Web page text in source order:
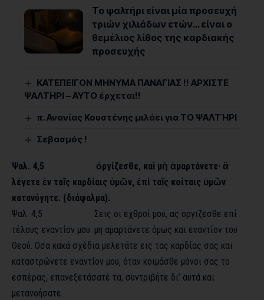
Το ψαλτήρι είναι μία προσευχή
τριών χιλιάδων ετών… είναι ο
θεμέλιος λίθος της καρδιακής
προσευχής
ΚΑΤΕΠΕΙΓΟΝ ΜΗΝΥΜΑ ΠΑΝΑΓΙΑΣ !! ΑΡΧΙΣΤΕ
ΨΑΛΤΗΡΙ – ΑΥΤΟ έρχεται!!
π. Ανανίας Κουστένης μιλάει για ΤΟ ΨΑΛΤΉΡΙ
Σεβασμός !
Ψαλ. 4,5 ὀργίζεσθε, καὶ μὴ ἁμαρτάνετε· ἃ
λέγετε ἐν ταῖς καρδίαις ὑμῶν, ἐπὶ ταῖς κοίταις ὑμῶν
κατανύγητε. (διάψαλμα).
Ψαλ. 4,5 Σεις οι εχθροί μου, ας οργιζεσθε επί
τέλους εναντίον μου· μη αμαρτάνετε όμως και εναντίον του
Θεού. Οσα κακά σχέδια μελετάτε εις τας καρδίας σας και
καταστρώνετε εναντίον μου, όταν κοιμάσθε μόνοι σας το
εσπέρας, επανεξετάσατέ τα, συντριβήτε δι’ αυτά και
μετανοήσατε.